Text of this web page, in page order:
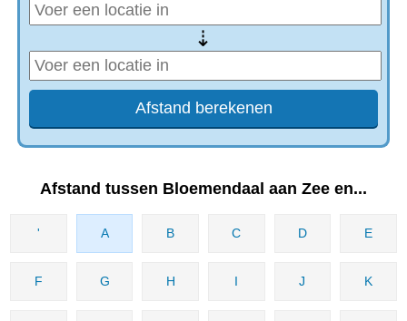
⇢
Afstand tussen Bloemendaal aan Zee en...
' A B C D E
F G H I J K